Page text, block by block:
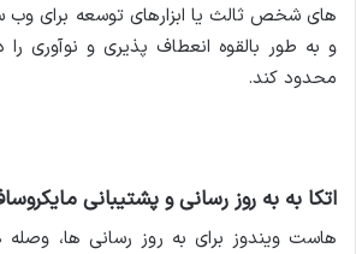
های شخص ثالث یا ابزارهای توسعه برای
و به طور بالقوه انعطاف پذیری و نوآوری
محدود کند.
اتکا به به روز رسانی و پشتیبانی
هاست ویندوز برای به روز رسانی ها، وصله